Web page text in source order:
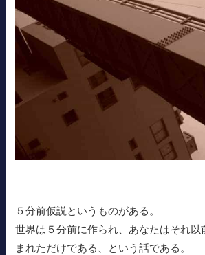
５分前仮説というものがある。
世界は５分前に作られ、あなたはそれ以
まれただけである、という話である。